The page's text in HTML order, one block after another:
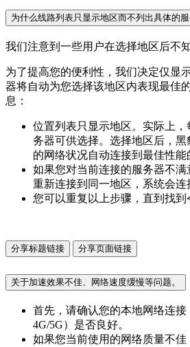
为什么线路列表只显示地区而不列出具体的服
我们注意到一些用户在选择地区后不
为了提高您的便利性，我们决定仅显
器将自动为您选择该地区内表现最佳
息：
位置列表只显示地区。实际上
务器可供选择。选择地区后，
的网络状况自动连接到最佳性能
如果您对当前连接的服务器不
重新连接到同一地区，系统会连
您可以重复以上步骤，直到找到
分享标题链接 分享页面链接
关于加速效果不佳、网络速度缓慢等问题。
首先，请确认您的本地网络连接
4G/5G）是否良好。
如果您当前使用的网络质量不